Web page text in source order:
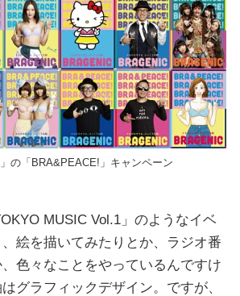
の「BRA&PEACE!」キャンペーン
MUSIC Vol.1」のようなイベ
絵を描いてみたりとか、ラジオ番
色々なことをやっているんですけ
グラフィックデザイン。ですが、